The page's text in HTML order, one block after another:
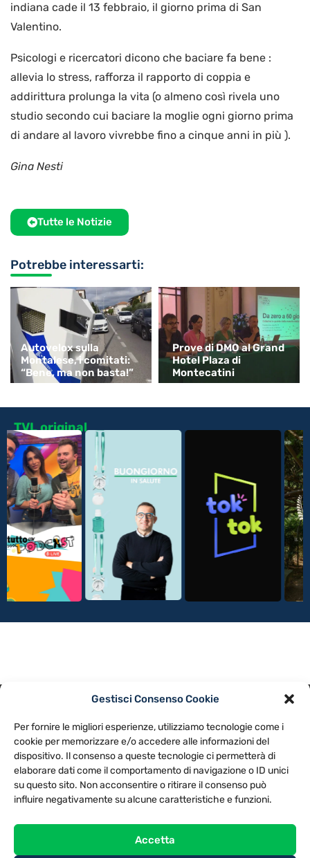
Gestisci Consenso Cookie
Per fornire le migliori esperienze, utilizziamo tecnologie come i
cookie per memorizzare e/o accedere alle informazioni del
dispositivo. Il consenso a queste tecnologie ci permetterà di
elaborare dati come il comportamento di navigazione o ID unici
su questo sito. Non acconsentire o ritirare il consenso può
influire negativamente su alcune caratteristiche e funzioni.
Accetta
indiana cade il 13 febbraio, il giorno prima di San
Valentino.
Psicologi e ricercatori dicono che baciare fa bene :
allevia lo stress, rafforza il rapporto di coppia e
addirittura prolunga la vita (o almeno così rivela uno
studio secondo cui baciare la moglie ogni giorno prima
di andare al lavoro vivrebbe fino a cinque anni in più ).
Gina Nesti
Tutte le Notizie
Potrebbe interessarti:
Autovelox sulla
Montalese, i comitati:
“Bene, ma non basta!”
Prove di DMO al Grand
Hotel Plaza di
Montecatini
TVL original
NOTE LEGALI
CONTATTACI PREFERENZE
TV LIBERA S.P.A.
Via Monteleonese 95/21 – 51100 Pistoia (PT)
Tel. 0573.9136 / Fax 0573.913615